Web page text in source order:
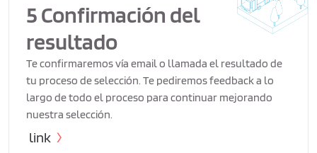
5 Confirmación del
resultado
Te confirmaremos vía email o llamada el resultado de
tu proceso de selección. Te pediremos feedback a lo
largo de todo el proceso para continuar mejorando
nuestra selección.
link